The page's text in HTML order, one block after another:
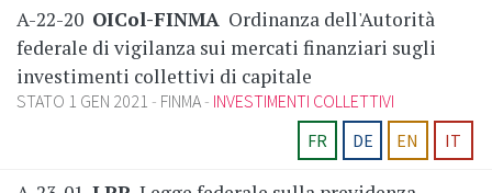
A-22-20 OICol-FINMA Ordinanza dell'Autorità
federale di vigilanza sui mercati finanziari sugli
investimenti collettivi di capitale
STATO 1 GEN 2021 FINMA INVESTIMENTI COLLETTIVI
FR
DE EN IT